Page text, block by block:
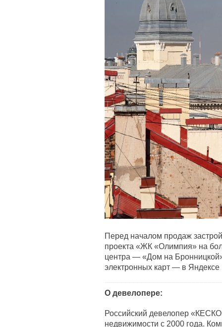
Перед началом продаж
проекта «ЖК «Олимпия» на
центра — «Дом на
электронных карт — в
О девелопере:
Российский девелопер
недвижимости с 2000 года.